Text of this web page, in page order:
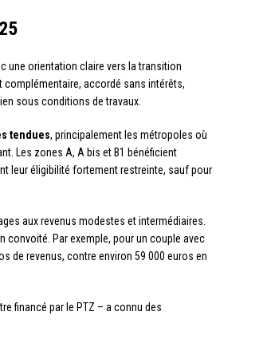
une orientation claire vers la transition
complémentaire, accordé sans intérêts,
sous conditions de travaux.
tendues, principalement les métropoles où
Les zones A, A bis et B1 bénéficient
leur éligibilité fortement restreinte, sauf pour
aux revenus modestes et intermédiaires.
Par exemple, pour un couple avec
de revenus, contre environ 59 000 euros en
financé par le PTZ – a connu des